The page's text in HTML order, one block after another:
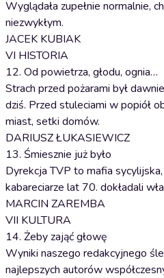
Wyglądała zupełnie normalnie,
niezwykłym.
JACEK KUBIAK
VI HISTORIA
12. Od powietrza, głodu, ognia…
Strach przed pożarami był
dziś. Przed stuleciami w popiół
miast, setki domów.
DARIUSZ ŁUKASIEWICZ
13. Śmiesznie już było
Dyrekcja TVP to mafia
kabareciarze lat 70. dokładali
MARCIN ZAREMBA
VII KULTURA
14. Żeby zająć głowę
Wyniki naszego redakcyjnego
najlepszych autorów